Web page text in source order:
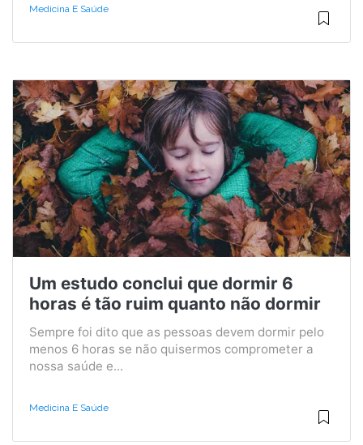
Medicina E Saúde
Um estudo conclui que dormir 6
horas é tão ruim quanto não dormir
Sempre foi dito que as pessoas devem dormir pelo
menos 6 horas se não quisermos comprometer a
nossa saúde e...
Medicina E Saúde